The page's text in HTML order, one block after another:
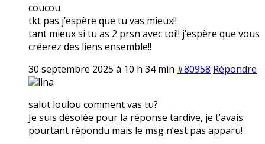
coucou
tkt pas j’espère que tu vas mieux!!
tant mieux si tu as 2 prsn avec toi!! j’espère que vous
créerez des liens ensemble!!
30 septembre 2025 à 10 h 34 min #80958 Répondre
lina
salut loulou comment vas tu?
Je suis désolée pour la réponse tardive, je t’avais
pourtant répondu mais le msg n’est pas apparu!